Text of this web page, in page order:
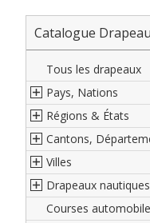
Catalogue
Tous les drapeaux
Pays, Nations
Amérique du Nord
Amérique du Sud
Europe
Afrique
Asie
Régions & États
Régions
Régions allemandes
Régions
Régions
Cantons,
Départements
DOM-TOM
Comtés anglais
Villes
Villes françaises
Villes allemandes
Drapeaux
Marines
Courses